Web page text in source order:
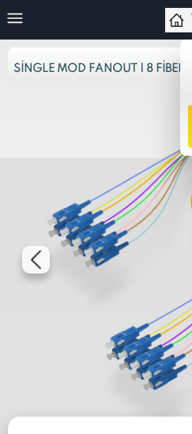
SINGLE MOD FANOUT | 8 FIBER